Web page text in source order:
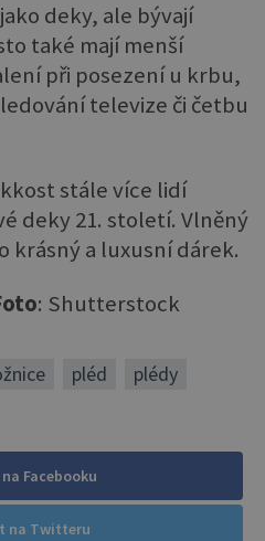
deky, ale bývají
také mají menší
při posezení u krbu,
televize či četbu
stále více lidí
deky 21. století. Vlněný
krásný a luxusní dárek.
: Shutterstock
pléd
plédy
Facebooku
na Twitteru